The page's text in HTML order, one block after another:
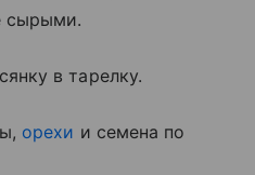
сырыми.
в тарелку.
орехи и семена по